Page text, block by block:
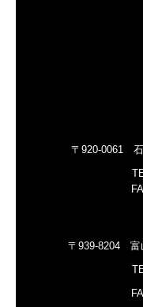
〒920-0061
〒939-8204 富